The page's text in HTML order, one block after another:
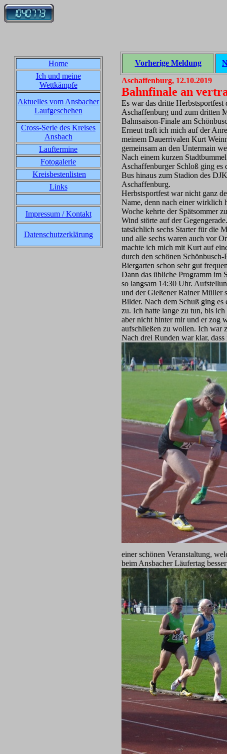
Home
Ich und meine
Wettkämpfe
Aktuelles vom Ansbacher
Laufgeschehen
Cross-Serie des Kreises
Ansbach
Lauftermine
Fotogalerie
Kreisbestenlisten
Links
Impressum / Kontakt
Datenschutzerklärung
Vorherige Meldung
Aschaffenburg, 12.10.2019
Bahnfinale an
Es war das dritte Herbstsportfest
Aschaffenburg und zum dritten
Bahnsaison-Finale am
Erneut traft ich mich auf der
meinem Dauerrivalen Kurt
gemeinsam an den Untermain
Nach einem kurzen
Aschaffenburger Schloß ging es
Bus hinaus zum Stadion des DJK
Aschaffenburg.
Herbstsportfest war nicht ganz
Name, denn nach einer wirklich
Woche kehrte der Spätsommer
Wind störte auf der
tatsächlich sechs Starter für die
und alle sechs waren auch vor
machte ich mich mit Kurt auf
durch den schönen
Biergarten schon sehr gut
Dann das übliche Programm im
so langsam 14:30 Uhr.
und der Gießener Rainer Müller
Bilder. Nach dem Schuß ging es
zu. Ich hatte lange zu tun, bis
aber nicht hinter mir und er zog
aufschließen zu wollen. Ich war
Nach drei Runden war klar,
einer schönen Veranstaltung,
beim Ansbacher Läufertag